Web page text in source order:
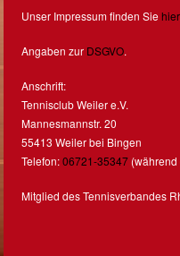
Unser Impressum finden Siehier.
Angaben zur DSGVO.
Anschrift:
Tennisclub Weiler e.V.
Mannesmannstr. 20
55413 Weiler bei Bingen
Telefon:06721-35347
Mitglied des Tennisverbandes